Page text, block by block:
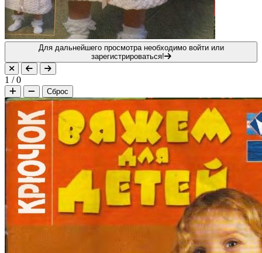
Для дальнейшего просмотра необходимо войти или
зарегистрироваться!
1 /0
Сброс